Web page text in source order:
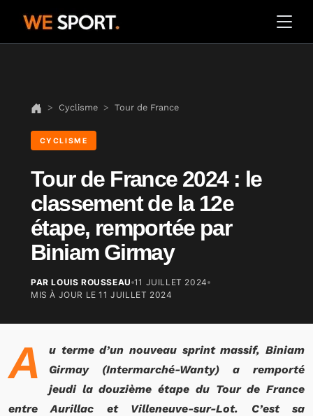
Cyclisme Tour de France
CYCLISME
Tour de France 2024 : le
classement de la 12e
étape, remportée par
Biniam Girmay
PAR LOUIS ROUSSEAU 11 JUILLET 2024
MIS À JOUR LE11 JUILLET 2024
A
u terme d’un nouveau sprint massif, Biniam
Girmay (Intermarché-Wanty) a remporté
jeudi la douzième étape du Tour de France
entre Aurillac et Villeneuve-sur-Lot. C’est sa